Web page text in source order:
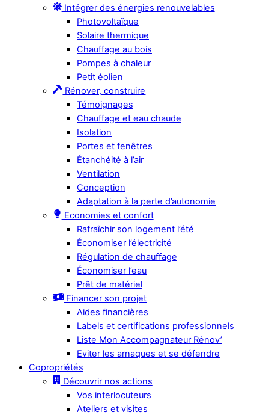
Intégrer des énergies renouvelables
Photovoltaïque
Solaire thermique
Chauffage au bois
Pompes à chaleur
Petit éolien
Rénover, construire
Témoignages
Chauffage et eau chaude
Isolation
Portes et fenêtres
Étanchéité à l’air
Ventilation
Conception
Adaptation à la perte d’autonomie
Economies et confort
Rafraîchir son logement l’été
Économiser l’électricité
Régulation de chauffage
Économiser l’eau
Prêt de matériel
Financer son projet
Aides financières
Labels et certifications professionnels
Liste Mon Accompagnateur Rénov’
Eviter les arnaques et se défendre
Copropriétés
Découvrir nos actions
Vos interlocuteurs
Ateliers et visites